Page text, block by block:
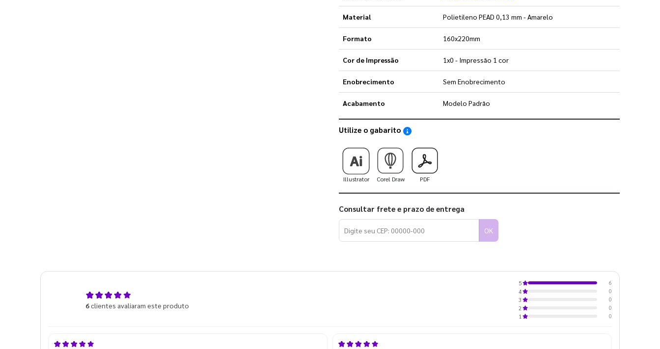
Material Polietileno PEAD 0,13 mm - Amarelo
Formato 160x220mm
Cor de Impressão 1x0 - Impressão 1 cor
Enobrecimento Sem Enobrecimento
Acabamento Modelo Padrão
Utilize o gabarito Saiba como utilizar os nossos gabaritos
Illustrator Corel Draw PDF
Consultar frete e prazo de entrega
OK
6clientes avaliaram este produto
5
6
4
0
3
0
2
0
1
0